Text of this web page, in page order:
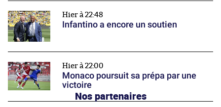
Hier à 22:48
Infantino a encore un soutien
Hier à 22:00
Monaco poursuit sa prépa par une
victoire
Nos partenaires